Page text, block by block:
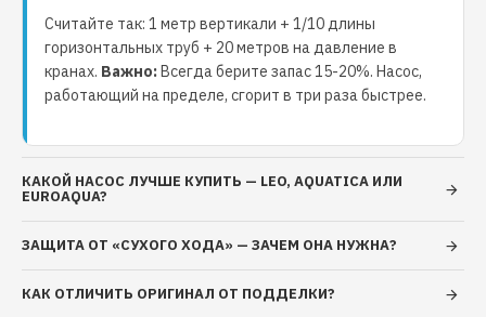
Считайте так: 1 метр вертикали + 1/10 длины
горизонтальных труб + 20 метров на давление в
кранах. Важно:Всегда берите запас 15-20%. Насос,
работающий на пределе, сгорит в три раза быстрее.
КАКОЙ НАСОС ЛУЧШЕ КУПИТЬ — LEO, AQUATICA ИЛИ
EUROAQUA?
ЗАЩИТА ОТ «СУХОГО ХОДА» — ЗАЧЕМ ОНА НУЖНА?
КАК ОТЛИЧИТЬ ОРИГИНАЛ ОТ ПОДДЕЛКИ?